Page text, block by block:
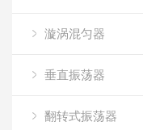
漩涡混匀器
垂直振荡器
翻转式振荡器